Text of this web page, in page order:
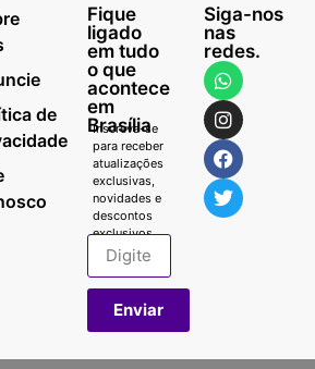
de
Fique
ligado
em tudo
o que
acontece
em
Brasília
Inscreva-se
para receber
atualizações
exclusivas,
novidades e
descontos
exclusivos.
Enviar
Siga-nos
nas
redes.